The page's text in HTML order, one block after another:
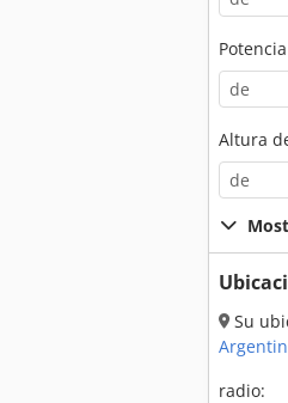
Altura
Su
radio: